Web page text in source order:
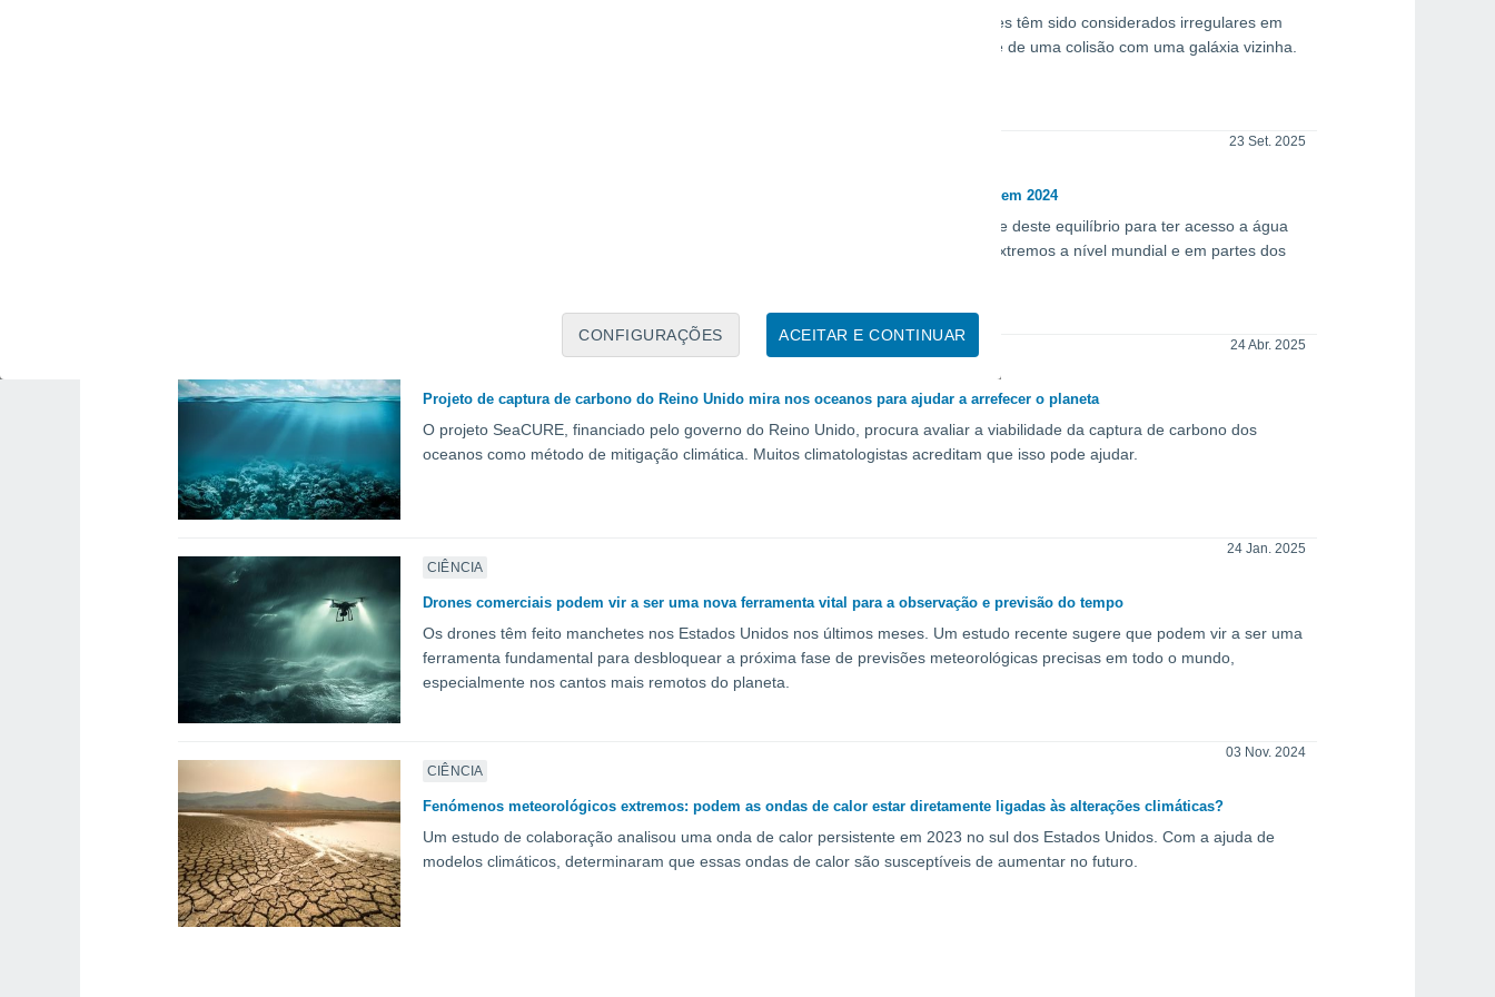
ACEITAR E CONTINUAR
CONFIGURAÇÕES
Os movimentos das estrelas e dos gases dentro da Pequena Nuvem de Magalhães têm sido considerados irregulares em
comparação com outras galáxias. Um estudo recente aponta para a probabilidade de uma colisão com uma galáxia vizinha.
23 Set. 2025
Organização Meteorológica Mundial relata um ciclo da água cada vez mais errático em 2024
O ciclo global da água é delicadamente equilibrado e a maioria dos locais depende deste equilíbrio para ter acesso a água
potável. O último relatório da OMM destaca o aumento dos desequilíbrios e dos extremos a nível mundial e em partes dos
24 Abr. 2025
Projeto de captura de carbono do Reino Unido mira nos oceanos para ajudar a arrefecer o planeta
O projeto SeaCURE, financiado pelo governo do Reino Unido, procura avaliar a viabilidade da captura de carbono dos
oceanos como método de mitigação climática. Muitos climatologistas acreditam que isso pode ajudar.
CIÊNCIA
24 Jan. 2025
Drones comerciais podem vir a ser uma nova ferramenta vital para a observação e previsão do tempo
Os drones têm feito manchetes nos Estados Unidos nos últimos meses. Um estudo recente sugere que podem vir a ser uma
ferramenta fundamental para desbloquear a próxima fase de previsões meteorológicas precisas em todo o mundo,
especialmente nos cantos mais remotos do planeta.
CIÊNCIA
03 Nov. 2024
Fenómenos meteorológicos extremos: podem as ondas de calor estar diretamente ligadas às alterações climáticas?
Um estudo de colaboração analisou uma onda de calor persistente em 2023 no sul dos Estados Unidos. Com a ajuda de
modelos climáticos, determinaram que essas ondas de calor são susceptíveis de aumentar no futuro.